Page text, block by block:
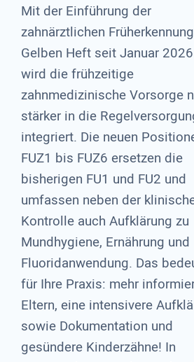
Mit der Einführung der
zahnärztlichen
Gelben Heft seit Januar 2026
wird die frühzeitige
zahnmedizinische Vorsorge
stärker in die
integriert. Die neuen
FUZ1 bis FUZ6 ersetzen die
bisherigen FU1 und FU2 und
umfassen neben der
Kontrolle auch Aufklärung zu
Mundhygiene, Ernährung und
Fluoridanwendung. Das
für Ihre Praxis: mehr
Eltern, eine intensivere
sowie Dokumentation und
gesündere Kinderzähne! In